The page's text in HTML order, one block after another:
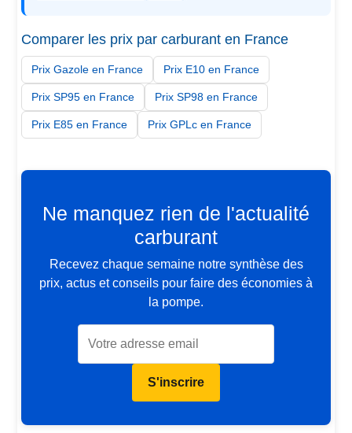
Comparer les prix par carburant en France
Prix Gazole en France Prix E10 en France
Prix SP95 en France Prix SP98 en France
Prix E85 en France Prix GPLc en France
Ne manquez rien de l'actualité
carburant
Recevez chaque semaine notre synthèse des
prix, actus et conseils pour faire des économies à
la pompe.
S'inscrire